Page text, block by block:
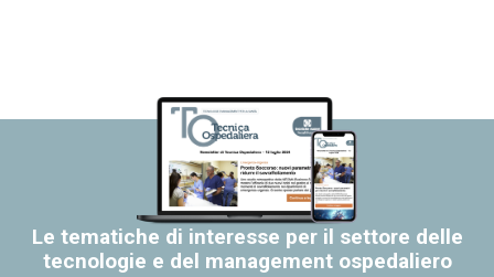
Le tematiche di interesse per il settore delle
tecnologie e del management ospedaliero